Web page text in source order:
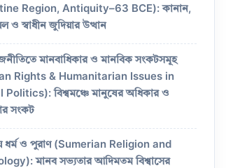
Region, Antiquity–63 BCE): কানান,
ও স্বাধীন জুদিয়ার উত্থান
মানবাধিকার ও মানবিক সংকটসমূহ
Rights & Humanitarian Issues in
Politics): বিশ্বমঞ্চে মানুষের অধিকার ও
সংকট
ধর্ম ও পুরাণ (Sumerian Religion and
মানব সভ্যতার আদিমতম বিশ্বাসের